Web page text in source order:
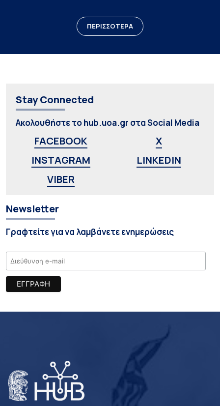
ΠΕΡΙΣΣΟΤΕΡΑ
Stay Connected
Ακολουθήστε το hub.uoa.gr στα Social Media
FACEBOOK
X
INSTAGRAM
LINKEDIN
VIBER
Newsletter
Γραφτείτε για να λαμβάνετε ενημερώσεις